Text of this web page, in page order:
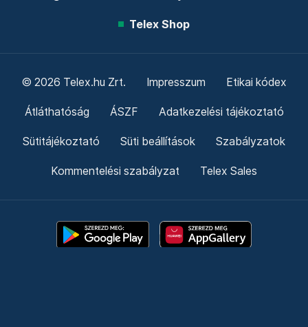
Telex Shop
© 2026 Telex.hu Zrt. Impresszum Etikai kódex
Átláthatóság ÁSZF Adatkezelési tájékoztató
Sütitájékoztató Süti beállítások Szabályzatok
Kommentelési szabályzat Telex Sales